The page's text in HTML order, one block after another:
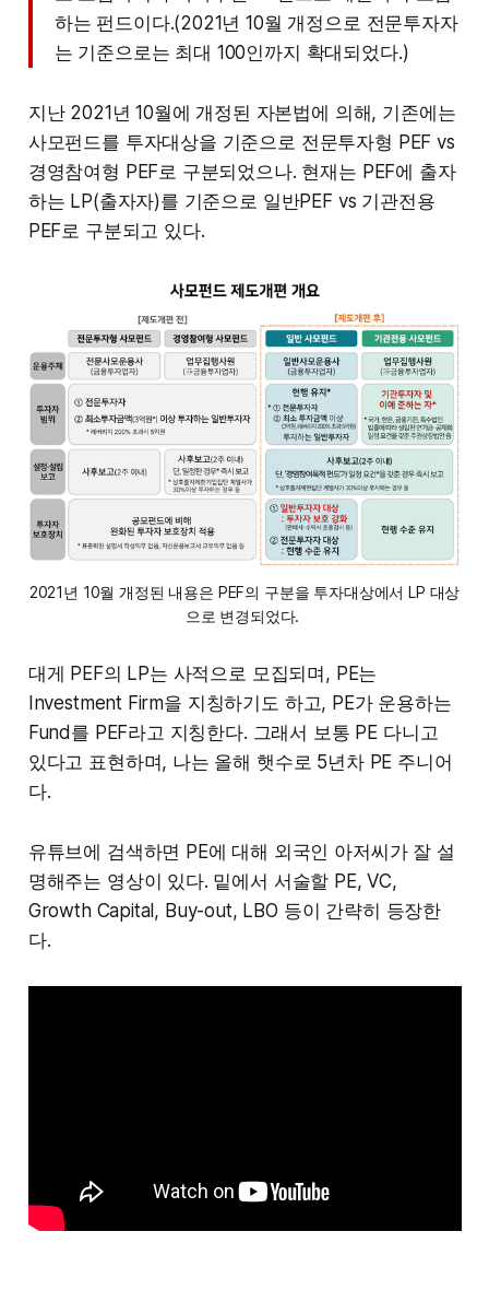
하는 펀드이다.(2021년 10월 개정으로 전문투자자
는 기준으로는 최대 100인까지 확대되었다.)
지난 2021년 10월에 개정된 자본법에 의해, 기존에는
사모펀드를 투자대상을 기준으로 전문투자형 PEF vs
경영참여형 PEF로 구분되었으나. 현재는 PEF에 출자
하는 LP(출자자)를 기준으로 일반PEF vs 기관전용
PEF로 구분되고 있다.
2021년 10월 개정된 내용은 PEF의 구분을 투자대상에서 LP 대상
으로 변경되었다.
대게 PEF의 LP는 사적으로 모집되며, PE는
Investment Firm을 지칭하기도 하고, PE가 운용하는
Fund를 PEF라고 지칭한다. 그래서 보통 PE 다니고
있다고 표현하며, 나는 올해 햇수로 5년차 PE 주니어
다.
유튜브에 검색하면 PE에 대해 외국인 아저씨가 잘 설
명해주는 영상이 있다. 밑에서 서술할 PE, VC,
Growth Capital, Buy-out, LBO 등이 간략히 등장한
다.